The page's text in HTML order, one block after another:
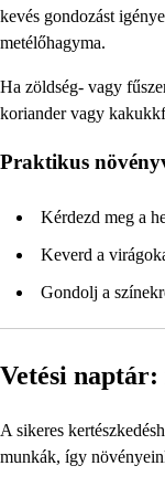
kevés gondozást
metélőhagyma.
Ha zöldség- vagy
koriander vagy
Praktikus
Kérdezd meg a
Keverd a
Gondolj a
Vetési
A sikeres
munkák, így